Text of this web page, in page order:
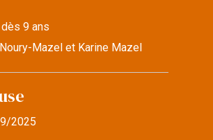
9 ans
Mazel et Karine Mazel
2025